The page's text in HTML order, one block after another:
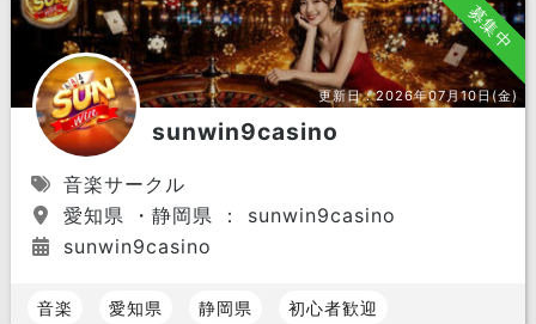
募集中
更新日：2026年07月10日(金)
sunwin9casino
音楽サークル
愛知県 ・静岡県 ： sunwin9casino
sunwin9casino
音楽 愛知県 静岡県 初心者歓迎